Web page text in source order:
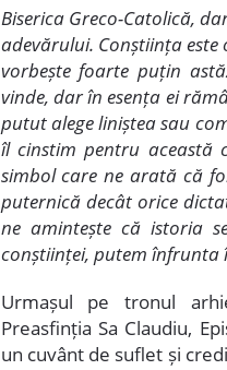
Biserica Greco-Catolică,
adevărului. Conștiința este
vorbește foarte puțin
vinde, dar în esența ei
putut alege liniștea sau
îl cinstim pentru această
simbol care ne arată că
puternică decât orice
ne amintește că istoria
conștiinței, putem înfrunta
Urmașul pe tronul
Preasfinția Sa Claudiu,
un cuvânt de suflet și